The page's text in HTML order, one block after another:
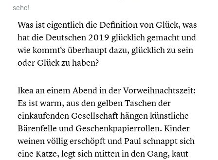
sehe!
Was ist eigent­lich die Defini­tion von Glück, was
hat die Deutschen 2019 glücklich gemacht und
wie kommt‘s überhaupt dazu, glücklich zu sein
oder Glück zu haben?
Ikea an einem Abend in der Vorweih­nachts­zeit:
Es ist warm, aus den gelben Taschen der
einkau­fen­den Gesell­schaft hängen künst­li­che
Bären­felle und Geschenk­pa­pier­rol­len. Kinder
weinen völlig erschöpft und Paul schnappt sich
eine Katze, legt sich mitten in den Gang, kaut